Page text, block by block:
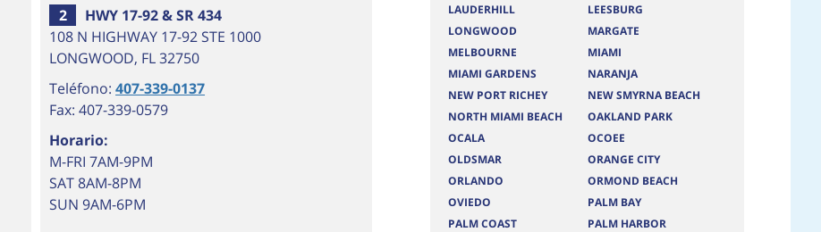
2
HWY 17-92 & SR 434
108 N HIGHWAY 17-92 STE 1000
LONGWOOD, FL32750
Teléfono:407-339-0137
Fax: 407-339-0579
Horario:
M-FRI 7AM-9PM
SAT 8AM-8PM
SUN 9AM-6PM
LAUDERHILL
LEESBURG
LONGWOOD
MARGATE
MELBOURNE
MIAMI
MIAMI GARDENS
NARANJA
NEW PORT RICHEY
NEW SMYRNA BEACH
NORTH MIAMI BEACH
OAKLAND PARK
OCALA
OCOEE
OLDSMAR
ORANGE CITY
ORLANDO
ORMOND BEACH
OVIEDO
PALM BAY
PALM COAST
PALM HARBOR